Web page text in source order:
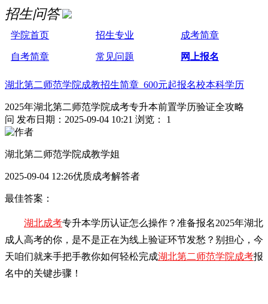
招生问答
学院首页 招生专业 成考简章
自考简章 常见问题 网上报名
湖北第二师范学院成教招生简章 600元起报名校本科学历
2025年湖北第二师范学院成考专升本前置学历验证全攻略
问 发布日期：2025-09-04 10:21 浏览： 1
湖北第二师范学院成教学姐
2025-09-04 12:26优质成考解答者
最佳答案：
湖北成考专升本学历认证怎么操作？准备报名2025年湖北
成人高考的你，是不是正在为线上验证环节发愁？别担心，今
天咱们就来手把手教你如何轻松完成湖北第二师范学院成考报
名中的关键步骤！